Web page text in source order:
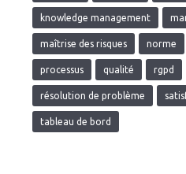
knowledge management
maîtrise des risques norme
processus qualité rgpd
résolution de problème
tableau de bord